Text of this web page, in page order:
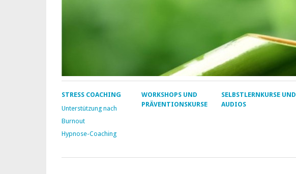
STRESS COACHING
Unterstützung nach
Burnout
Hypnose-Coaching
WORKSHOPS UND
PRÄVENTIONSKURSE
SELBSTLERNKURSE UND
AUDIOS